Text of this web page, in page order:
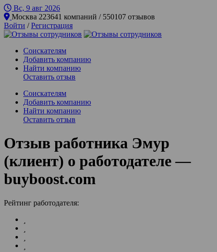
Вс, 9 авг 2026
Москва
223641 компаний / 550107 отзывов
Войти /Регистрация
Соискателям
Добавить компанию
Найти компанию
Оставить отзыв
Соискателям
Добавить компанию
Найти компанию
Оставить отзыв
Отзыв работника Эмур
(клиент) о работодателе —
buyboost.com
Рейтинг работодателя: